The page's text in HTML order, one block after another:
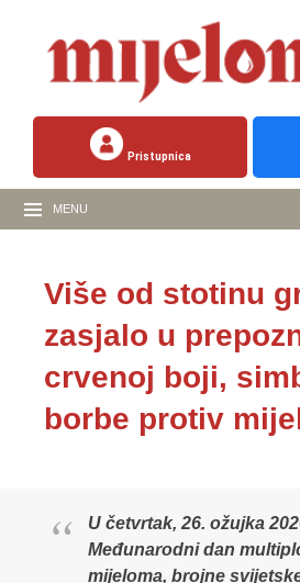
Pristupnica
MENU
Više od stotinu
zasjalo u
crvenoj boji,
borbe protiv
U četvrtak, 26. ožujka
Međunarodni dan
mijeloma, brojne